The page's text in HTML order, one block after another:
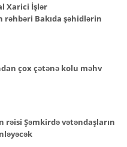
Xarici İşlər
Bakıda şəhidlərin
çox çətənə kolu məhv
rəisi Şəmkirdə vətəndaşların